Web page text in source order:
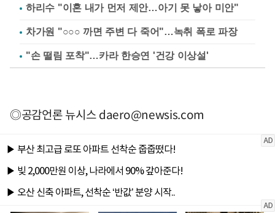
하리수 "이혼 내가 먼저 제안…아기 못 낳아 미안"
차가원 "○○○ 까면 주변 다 죽어"…녹취 폭로 파장
"손 떨림 포착"…카라 한승연 '건강 이상설'
◎공감언론 뉴시스daero@newsis.com